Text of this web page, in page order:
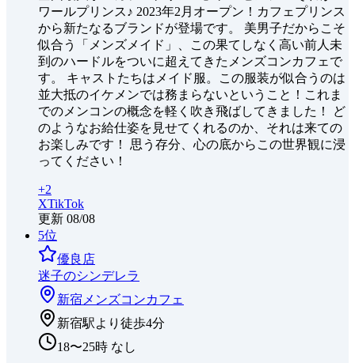
ワールプリンス♪ 2023年2月オープン！カフェプリンス
から新たなるブランドが登場です。 美男子だからこそ
似合う「メンズメイド」、この果てしなく高い前人未
到のハードルをついに超えてきたメンズコンカフェで
す。 キャストたちはメイド服。この服装が似合うのは
並大抵のイケメンでは務まらないということ！これま
でのメンコンの概念を軽く吹き飛ばしてきました！ ど
のようなお給仕姿を見せてくれるのか、それは来ての
お楽しみです！ 思う存分、心の底からこの世界観に浸
ってください！
+2
XTikTok
更新 08/08
5位
優良店
迷子のシンデレラ
新宿 メンズコンカフェ
新宿駅より徒歩4分
18〜25時 なし